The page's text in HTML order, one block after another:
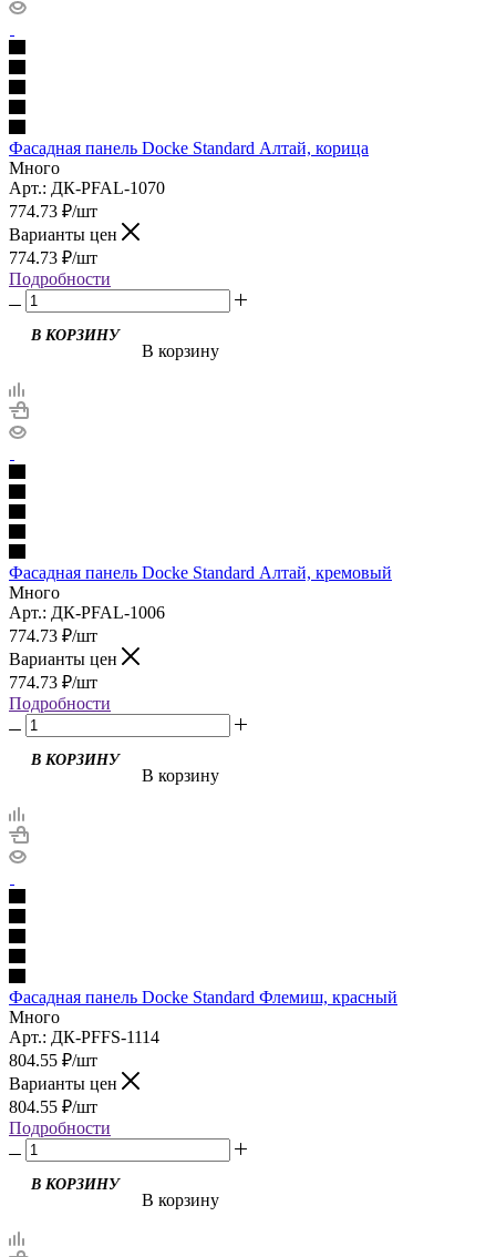
Фасадная панель Docke Standard Алтай, корица
Много
Арт.: ДК-PFAL-1070
774.73 ₽/шт
Варианты цен
774.73 ₽/шт
Подробности
В корзину
Фасадная панель Docke Standard Алтай, кремовый
Много
Арт.: ДК-PFAL-1006
774.73 ₽/шт
Варианты цен
774.73 ₽/шт
Подробности
В корзину
Фасадная панель Docke Standard Флемиш, красный
Много
Арт.: ДК-PFFS-1114
804.55 ₽/шт
Варианты цен
804.55 ₽/шт
Подробности
В корзину